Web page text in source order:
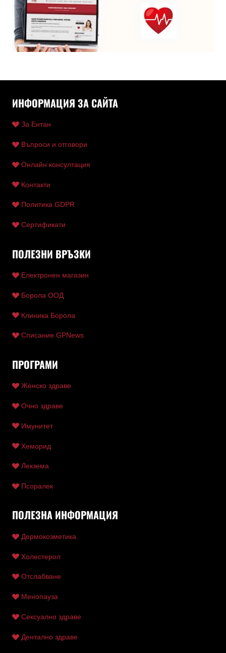
ИНФОРМАЦИЯ ЗА САЙТА
За Ентан
Въпроси и отговори
Онлайн консултация
Контакти
Политика GDPR
Сертификати
ПОЛЕЗНИ ВРЪЗКИ
Електронен магазин
Борола ООД
Клиника Борола
Списание GPNews
ПРОГРАМИ
Женско здраве
Очно здраве
Имунитет
Хеморид
Лекзема
Псоралек
ПОЛЕЗНА ИНФОРМАЦИЯ
Дермокозметика
Холестерол
Отслабване
Менопауза
Сексуално здраве
Дентално здраве